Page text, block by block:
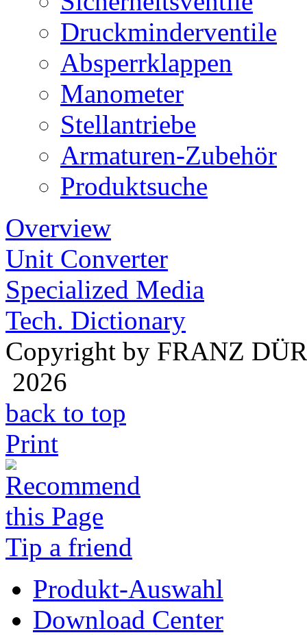
Druckminderventile
Absperrklappen
Manometer
Stellantriebe
Armaturen-Zubehör
Produktsuche
Overview
Unit Converter
Specialized Media
Tech. Dictionary
Copyright by FRANZ
2026
back to top
Print
Tip a friend
Produkt-Auswahl
Download Center